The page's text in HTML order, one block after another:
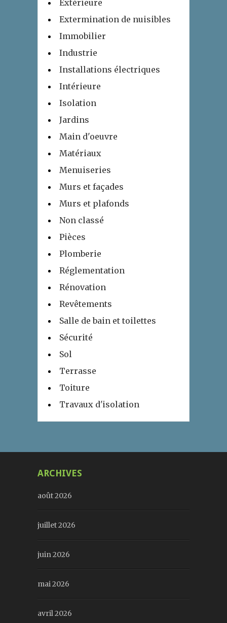
Extérieure
Extermination de nuisibles
Immobilier
Industrie
Installations électriques
Intérieure
Isolation
Jardins
Main d'oeuvre
Matériaux
Menuiseries
Murs et façades
Murs et plafonds
Non classé
Pièces
Plomberie
Réglementation
Rénovation
Revêtements
Salle de bain et toilettes
Sécurité
Sol
Terrasse
Toiture
Travaux d'isolation
ARCHIVES
août 2026
juillet 2026
juin 2026
mai 2026
avril 2026